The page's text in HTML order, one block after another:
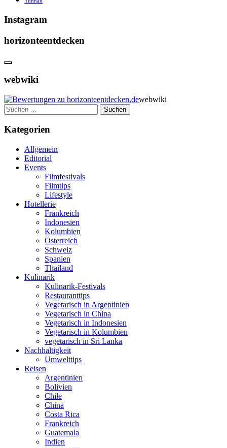
Instagram
horizonteentdecken
webwiki
webwiki
Suchen
nach:
Kategorien
Allgemein
Editorial
Events
Filmfestivals
Filmtips
Lifestyle
Hotellerie
Frankreich
Indonesien
Kolumbien
Österreich
Schweiz
Spanien
Thailand
Kulinarik
Kulinarik-Festivals
Restauranttips
Vegetarisch in Argentinien
Vegetarisch in China
Vegetarisch in Indonesien
Vegetarisch in Kolumbien
vegetarisch in Sri Lanka
Nachhaltigkeit
Umwelttips
Reisen
Argentinien
Bolivien
Chile
China
Costa Rica
Frankreich
Guatemala
Indien